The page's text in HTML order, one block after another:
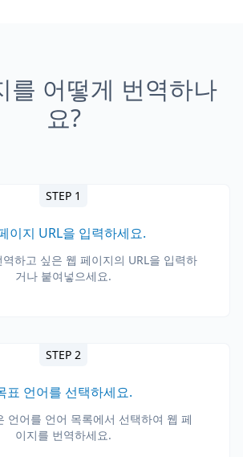
를 어떻게 번역하나
요?
STEP 1
이지 URL을 입력하세요.
하고 싶은 웹 페이지의 URL을 입력하
거나 붙여넣으세요.
STEP 2
표 언어를 선택하세요.
언어를 언어 목록에서 선택하여 웹 페
이지를 번역하세요.